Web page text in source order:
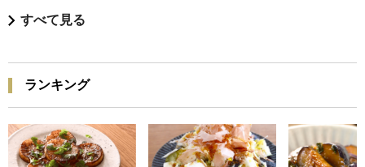
すべて見る
ランキング